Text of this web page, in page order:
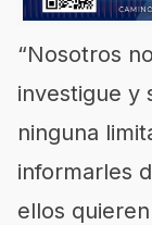
“Nosotros
investigue y
ninguna
informarles
ellos